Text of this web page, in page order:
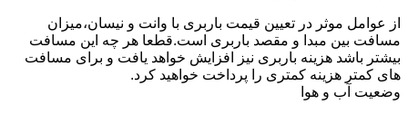
از عوامل موثر در تعیین قیمت باربری با وانت و نیسان،میزان
مسافت بین مبدا و مقصد باربری است.قطعا هر چه این مسافت
بیشتر باشد هزینه باربری نیز افزایش خواهد یافت و برای مسافت
های کمتر هزینه کمتری را پرداخت خواهید کرد.
وضعیت آب و هوا